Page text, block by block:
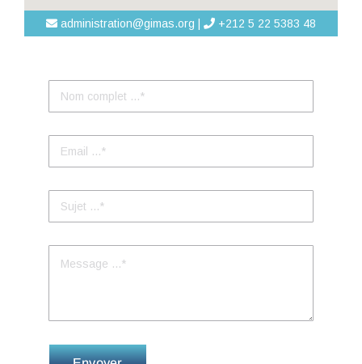
administration@gimas.org | +212 5 22 5383 48